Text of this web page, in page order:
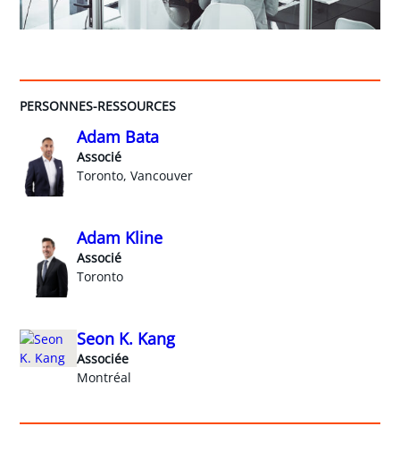
PERSONNES-RESSOURCES
Adam Bata
Associé
Toronto, Vancouver
Adam Kline
Associé
Toronto
Seon K. Kang
Associée
Montréal